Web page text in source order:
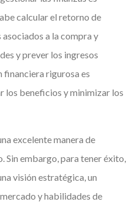
calcular el retorno de
a la compra y
y prever los ingresos
financiera rigurosa es
los beneficios y minimizar los
excelente manera de
Sin embargo, para tener éxito,
visión estratégica, un
y habilidades de